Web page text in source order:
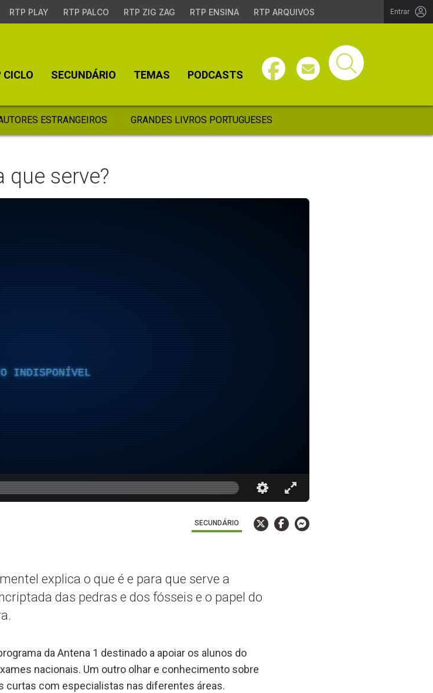
RTP PLAY RTP PALCO RTP ZIG ZAG RTP ENSINA RTP ARQUIVOS Entrar
CICLO SECUNDÁRIO TEMAS PODCASTS
ESTRANGEIROS GRANDES LIVROS PORTUGUESES
que serve?
INDISPONÍVEL
SECUNDÁRIO
explica o que é e para que serve a
das pedras e dos fósseis e o papel do
da Antena 1 destinado a apoiar os alunos do
nacionais. Um outro olhar e conhecimento sobre
curtas com especialistas nas diferentes áreas.